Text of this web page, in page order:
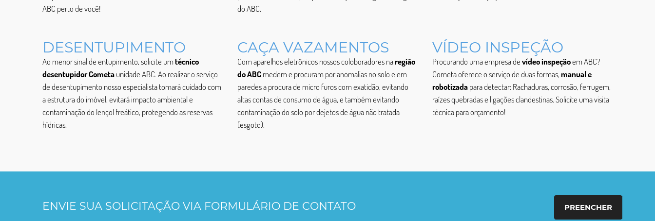
ABC perto de você!
do ABC.
DESENTUPIMENTO
Ao menor sinal de entupimento, solicite umtécnico
desentupidor Cometaunidade ABC. Ao realizar o serviço
de desentupimento nosso especialista tomará cuidado com
a estrutura do imóvel, evitará impacto ambiental e
contaminação do lençol freático, protegendo as reservas
hídricas.
CAÇA VAZAMENTOS
Com aparelhos eletrônicos nossos coloboradores naregião
do ABCmedem e procuram por anomalias no solo e em
paredes a procura de micro furos com exatidão, evitando
altas contas de consumo de água, e também evitando
contaminação do solo por dejetos de água não tratada
(esgoto).
VÍDEO INSPEÇÃO
Procurando uma empresa devídeo inspeçãoem ABC?
Cometa oferece o serviço de duas formas,manual e
robotizadapara detectar: Rachaduras, corrosão, ferrugem,
raízes quebradas e ligações clandestinas. Solicite uma visita
técnica para orçamento!
ENVIE SUA SOLICITAÇÃO VIA FORMULÁRIO DE CONTATO PREENCHER